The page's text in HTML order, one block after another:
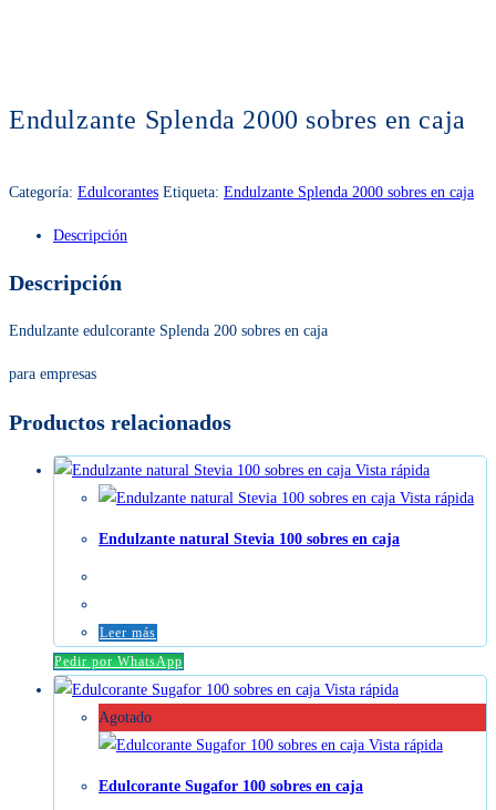
Endulzante Splenda 2000 sobres en caja
Categoría: Edulcorantes Etiqueta: Endulzante Splenda 2000 sobres en caja
Descripción
Descripción
Endulzante edulcorante Splenda 200 sobres en caja
para empresas
Productos relacionados
Vista rápida
Vista rápida
Endulzante natural Stevia 100 sobres en caja
Leer más
Pedir por WhatsApp
Vista rápida
Agotado
Vista rápida
Edulcorante Sugafor 100 sobres en caja